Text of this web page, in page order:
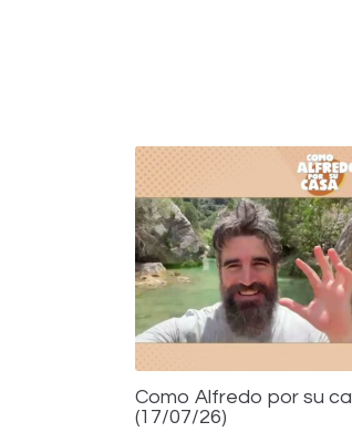
Como Alfredo por su
(17/07/26)